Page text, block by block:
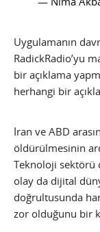
Uygulamanın
RadickRadio’yu
bir açıklama
herhangi bir
İran ve ABD
öldürülmesinin
Teknoloji sektörü
olay da dijital
doğrultusunda
zor olduğunu bir